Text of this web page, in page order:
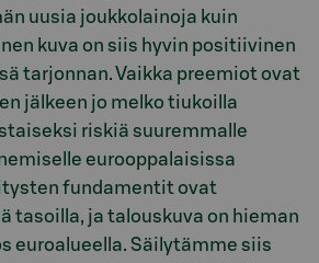
uusia joukkolainoja kuin
kuva on siis hyvin positiivinen
tarjonnan. Vaikka preemiot ovat
jälkeen jo melko tiukoilla
riskiä suuremmalle
eurooppalaisissa
fundamentit ovat
tasoilla, ja talouskuva on hieman
euroalueella. Säilytämme siis